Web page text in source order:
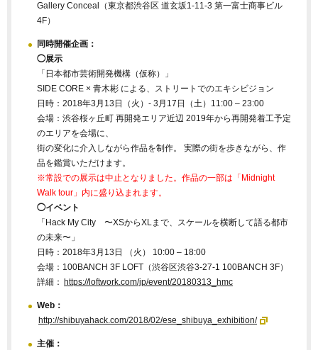
Gallery Conceal（東京都渋谷区 道玄坂1-11-3 第一富士商事ビル
4F）
同時開催企画：
◯展示
「日本都市芸術開発機構（仮称）」
SIDE CORE × 青木彬 による、ストリートでのエキシビジョン
日時：2018年3月13日（火）- 3月17日（土）11:00 – 23:00
会場：渋谷桜ヶ丘町 再開発エリア近辺 2019年から再開発着工予定
のエリアを会場に、
街の変化に介入しながら作品を制作。 実際の街を歩きながら、作
品を鑑賞いただけます。
※常設での展示は中止となりました。作品の一部は「Midnight
Walk tour」内に盛り込まれます。
◯イベント
「Hack My City 〜XSからXLまで、スケールを横断して語る都市
の未来〜」
日時：2018年3月13日 （火） 10:00 – 18:00
会場：100BANCH 3F LOFT（渋谷区渋谷3-27-1 100BANCH 3F）
詳細：
https://loftwork.com/jp/event/20180313_hmc
Web：
http://shibuyahack.com/2018/02/ese_shibuya_exhibition/
主催：